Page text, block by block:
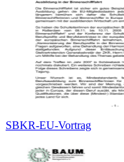
SBKR-EU-Vortrag